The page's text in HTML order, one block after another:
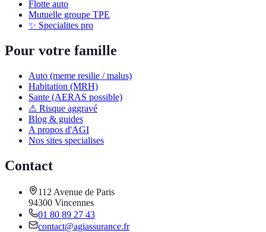
Flotte auto
Mutuelle groupe TPE
✨ Specialites pro
Pour votre famille
Auto (meme resilie / malus)
Habitation (MRH)
Sante (AERAS possible)
⚠ Risque aggravé
Blog & guides
A propos d'AGI
Nos sites specialises
Contact
112 Avenue de Paris
94300 Vincennes
01 80 89 27 43
contact@agiassurance.fr